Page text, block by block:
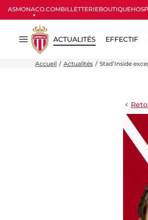
ASMONACO.COMBILLETTERIEBOUTIQUE
Menu
ACTUALITÉS EFFECTIF
Accueil Actualités Stad’Inside